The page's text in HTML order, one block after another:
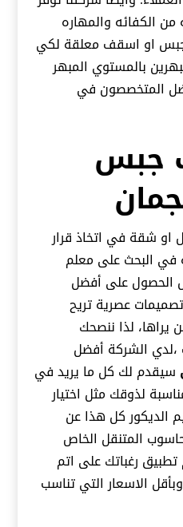
الكفائه والمهاره
جبس او اسقف معلقة لكي
بالمستوي المبهر
المتخصصون في
جبس
او شقة في اتخاذ قرار
في البحث على معلم
الحصول على أفضل
عصرية تريح
يراها، لذا ننصحك
،لدي الشركة أفضل
سيقدم لك كل ما يريد في
لذوقك مثل اختيار
الديكور كل هذا عن
المتنقل الخاص
رغباتك على اتم
الاسعار التي تناسب